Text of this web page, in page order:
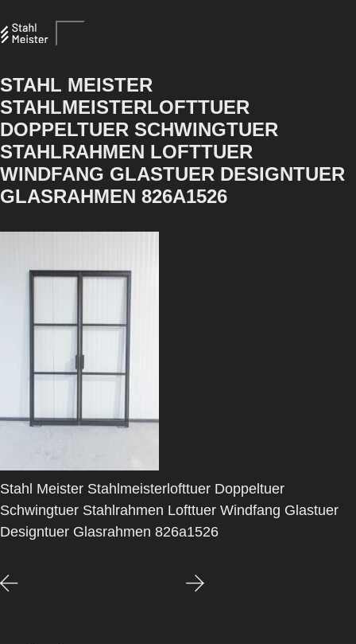
STAHL MEISTER
STAHLMEISTERLOFTTUER
DOPPELTUER SCHWINGTUER
STAHLRAHMEN LOFTTUER
WINDFANG GLASTUER DESIGNTUER
GLASRAHMEN 826A1526
Stahl Meister Stahlmeisterlofttuer Doppeltuer
Schwingtuer Stahlrahmen Lofttuer Windfang Glastuer
Designtuer Glasrahmen 826a1526